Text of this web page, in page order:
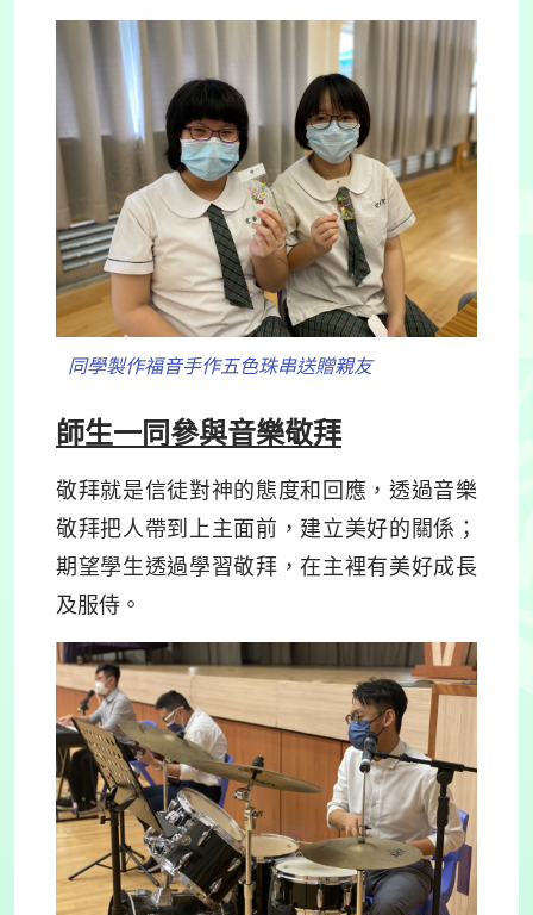
同學製作福音手作五色珠串送贈親友
師生一同參與音樂敬拜
敬拜就是信徒對神的態度和回應，透過音樂
敬拜把人帶到上主面前，建立美好的關係；
期望學生透過學習敬拜，在主裡有美好成長
及服侍。